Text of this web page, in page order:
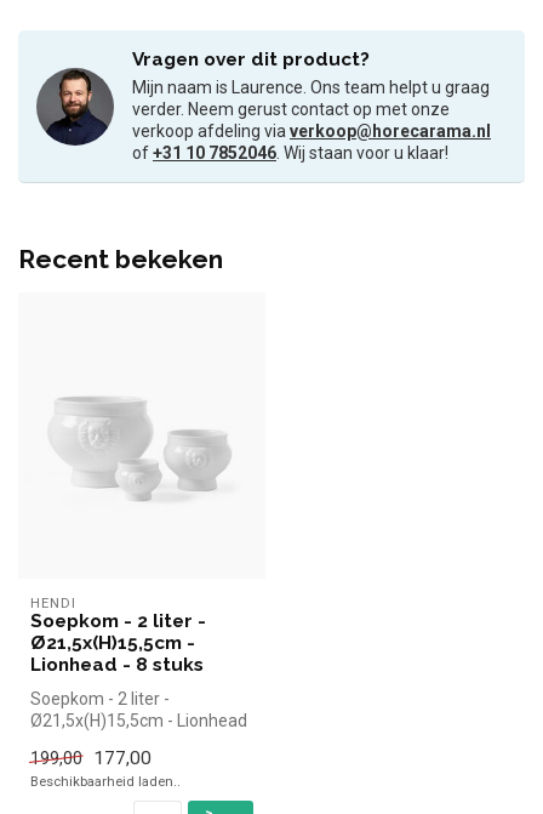
Vragen over dit product?
Mijn naam is Laurence. Ons team helpt u graag
verder. Neem gerust contact op met onze
verkoop afdeling viaverkoop@horecarama.nl
of+31 10 7852046. Wij staan voor u klaar!
Recent bekeken
HENDI
Soepkom - 2 liter -
Ø21,5x(H)15,5cm -
Lionhead - 8 stuks
Soepkom - 2 liter -
Ø21,5x(H)15,5cm - Lionhead
snel ...
199,00 177,00
Beschikbaarheid laden..